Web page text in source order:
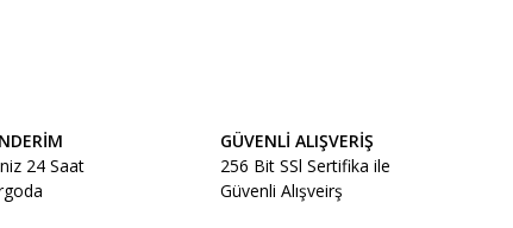
Yorum Yaz
24 Saat
GÜVENLİ ALIŞVERİŞ
256 Bit SSl Sertifika ile
Güvenli Alışveirş